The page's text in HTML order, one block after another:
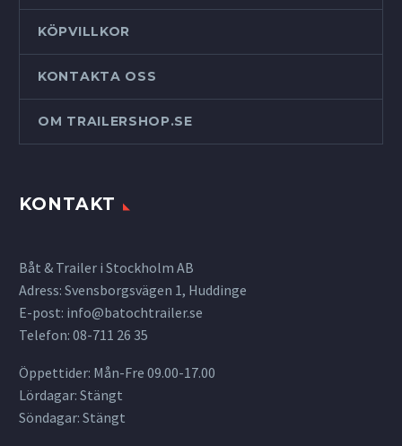
KÖPVILLKOR
KONTAKTA OSS
OM TRAILERSHOP.SE
KONTAKT
Båt & Trailer i Stockholm AB
Adress: Svensborgsvägen 1, Huddinge
E-post: info@batochtrailer.se
Telefon: 08-711 26 35
Öppettider: Mån-Fre 09.00-17.00
Lördagar: Stängt
Söndagar: Stängt